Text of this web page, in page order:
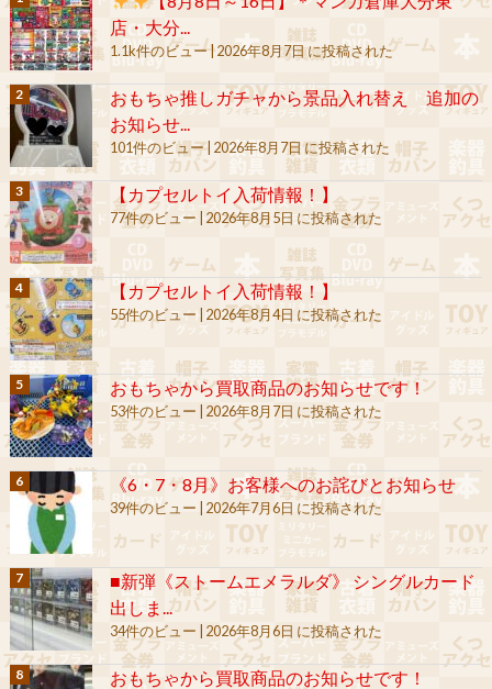
店・大分...
1.1k件のビュー|2026年8月7日 に投稿された
おもちゃ推しガチャから景品入れ替え 追加の
お知らせ...
101件のビュー| 2026年8月7日 に投稿された
【カプセルトイ入荷情報！】
77件のビュー 2026年8月5日 に投稿された
【カプセルトイ入荷情報！】
55件のビュー| 2026年8月4日 に投稿された
おもちゃから買取商品のお知らせです！
53件のビュー 2026年8月7日 に投稿された
《6・7・8月》お客様へのお詫びとお知らせ
39件のビュー 2026年7月6日 に投稿された
■新弾《ストームエメラルダ》 シングルカード
出しま...
34件のビュー 2026年8月6日 に投稿された
おもちゃから買取商品のお知らせです！